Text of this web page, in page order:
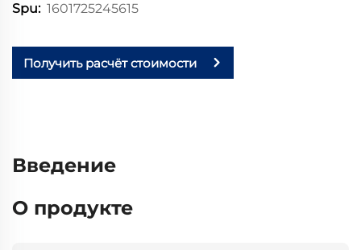
Spu: 1601725245615
Получить расчёт стоимости
Введение
О продукте